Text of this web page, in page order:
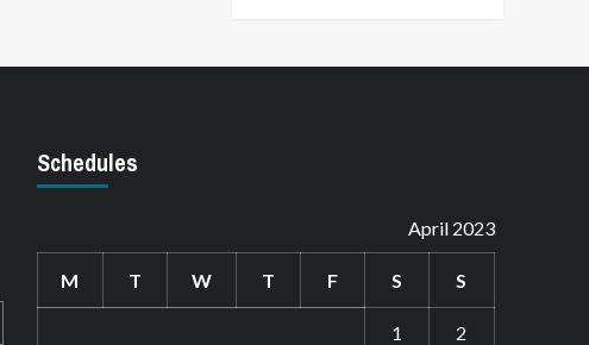
Schedules
April 2023
M T W T F S S
1 2